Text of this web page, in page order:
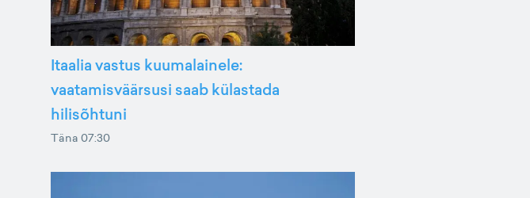
Itaalia vastus kuumalainele:
vaatamisväärsusi saab külastada
hilisõhtuni
Täna 07:30